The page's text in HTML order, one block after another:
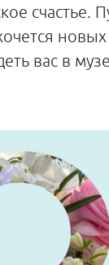
счастье.
вас в